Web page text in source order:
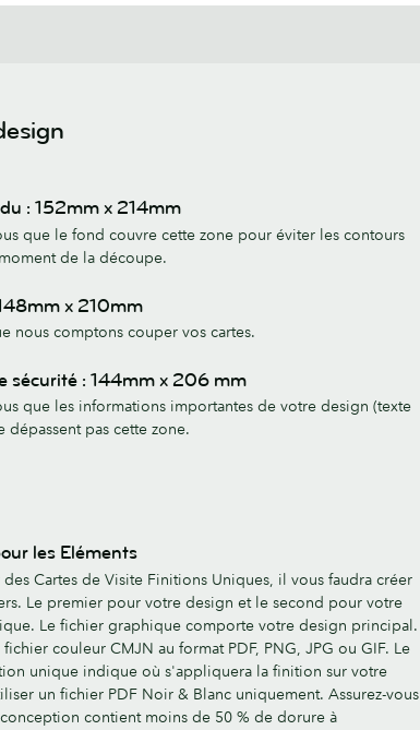
: 152mm x 214mm
que le fond couvre cette zone pour éviter les contours
de la découpe.
x 210mm
nous comptons couper vos cartes.
sécurité : 144mm x 206 mm
que les informations importantes de votre design (texte
dépassent pas cette zone.
les Eléments
des Cartes de Visite Finitions Uniques, il vous faudra créer
Le premier pour votre design et le second pour votre
Le fichier graphique comporte votre design principal.
couleur CMJN au format PDF, PNG, JPG ou GIF. Le
unique indique où s'appliquera la finition sur votre
un fichier PDF Noir & Blanc uniquement. Assurez-vous
contient moins de 50 % de dorure à